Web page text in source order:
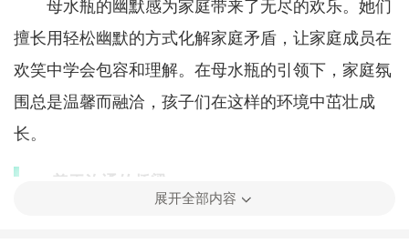
母水瓶的幽默感为家庭带来了无尽的欢乐。她们
擅长用轻松幽默的方式化解家庭矛盾，让家庭成员在
欢笑中学会包容和理解。在母水瓶的引领下，家庭氛
围总是温馨而融洽，孩子们在这样的环境中茁壮成
长。
善于沟通的桥梁
展开全部内容